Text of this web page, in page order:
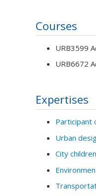
Courses
URB3599
URB6672
Expertises
Participant
Urban
City children